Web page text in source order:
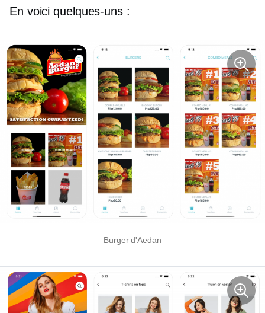
En voici quelques-uns :
Burger d'Aedan